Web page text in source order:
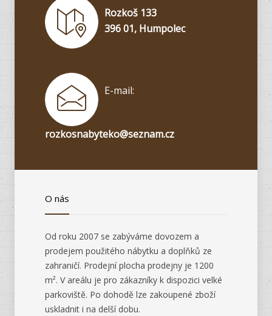
Rozkoš 133
396 01, Humpolec
E-mail:
rozkosnabyteko@seznam.cz
O nás
Od roku 2007 se zabýváme dovozem a
prodejem použitého nábytku a doplňků ze
zahraničí. Prodejní plocha prodejny je 1200
m². V areálu je pro zákazníky k dispozici velké
parkoviště. Po dohodě lze zakoupené zboží
uskladnit i na delší dobu.